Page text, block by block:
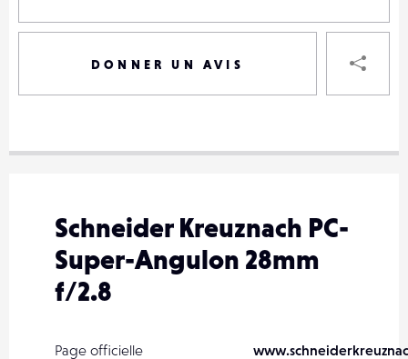
DONNER UN AVIS
VOTRE
Schneider Kreuznach PC-
Super-Angulon 28mm
f/2.8
Page officielle